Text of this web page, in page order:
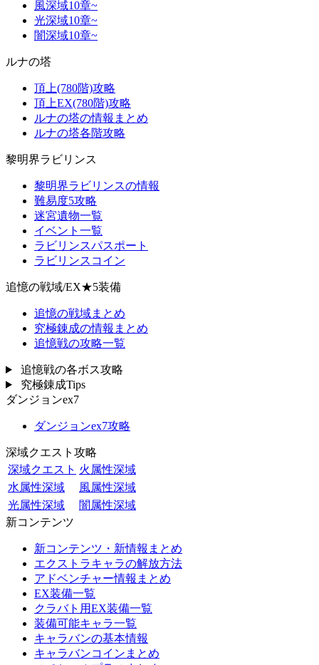
風深域10章~
光深域10章~
闇深域10章~
ルナの塔
頂上(780階)攻略
頂上EX(780階)攻略
ルナの塔の情報まとめ
ルナの塔各階攻略
黎明界ラビリンス
黎明界ラビリンスの情報
難易度5攻略
迷宮遺物一覧
イベント一覧
ラビリンスパスポート
ラビリンスコイン
追憶の戦域/EX★5装備
追憶の戦域まとめ
究極錬成の情報まとめ
追憶戦の攻略一覧
追憶戦の各ボス攻略
究極錬成Tips
ダンジョンex7
ダンジョンex7攻略
深域クエスト攻略
深域クエスト 火属性深域
水属性深域
風属性深域
光属性深域
闇属性深域
新コンテンツ
新コンテンツ・新情報まとめ
エクストラキャラの解放方法
アドベンチャー情報まとめ
EX装備一覧
クラバト用EX装備一覧
装備可能キャラ一覧
キャラバンの基本情報
キャラバンコインまとめ